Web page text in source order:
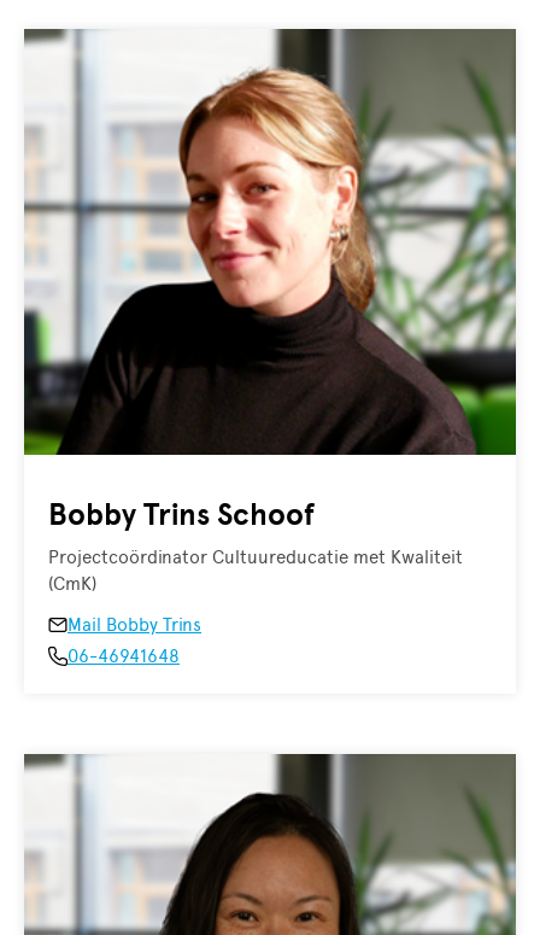
Bobby Trins Schoof
Projectcoördinator Cultuur­educatie met Kwaliteit
(CmK)
Mail Bobby Trins
06-46941648